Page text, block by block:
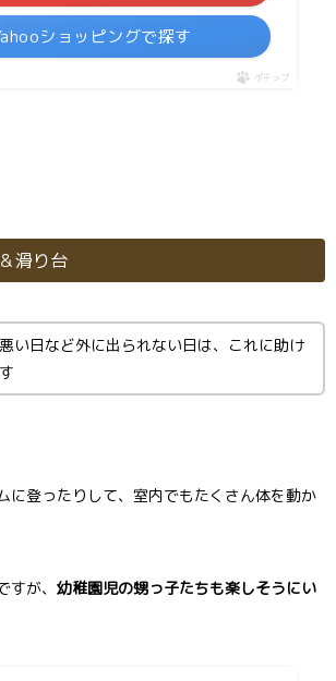
ショッピングで探す
ポチップ
滑り台
い日など外に出られない日は、これに助け
に登ったりして、室内でもたくさん体を動か
が、 幼稚園児の甥っ子たちも楽しそうにい